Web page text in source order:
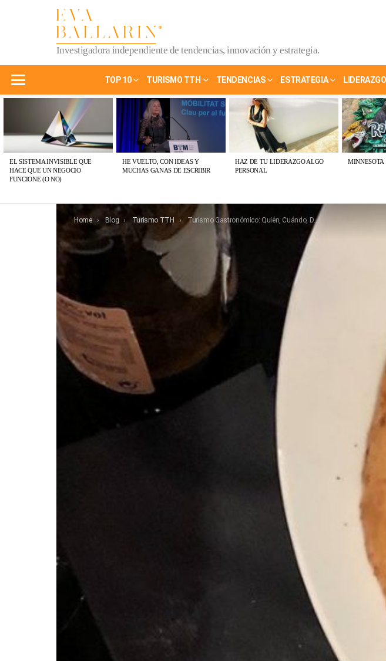
Investigadora independiente de tendencias, innovación y estrategia.
TOP 10 TURISMO TTH TENDENCIAS ESTRATEGIA LIDERAZGO
PUBLICACIONES
EL SISTEMA INVISIBLE QUE
HACE QUE UN NEGOCIO
FUNCIONE (O NO)
HE VUELTO, CON IDEAS Y
MUCHAS GANAS DE ESCRIBIR
HAZ DE TU LIDERAZGO ALGO
PERSONAL
MINNESOTA
You are here:
Home Blog Turismo TTH Turismo Gastronómico: Quién, Cuándo, Dónde, Cuánto, Con quién y Por qué